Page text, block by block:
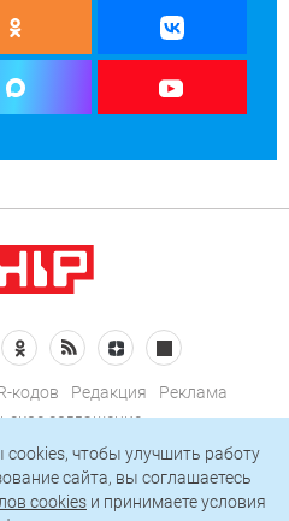
кодов Редакция
Реклама
соглашение
на рассылку
чтобы улучшить работу
сайта, вы соглашаетесь
cookies и принимаете условия